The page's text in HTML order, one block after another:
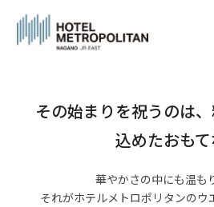
その始まりを祝うのは
込めたおも
華やかさの中にも温も
それがホテルメトロポリタンのウ